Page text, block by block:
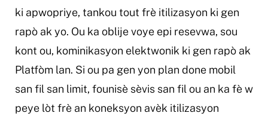
ki apwopriye, tankou tout frè itilizasyon ki gen
rapò ak yo. Ou ka oblije voye epi resevwa, sou
kont ou, kominikasyon elektwonik ki gen rapò ak
Platfòm lan. Si ou pa gen yon plan done mobil
san fil san limit, founisè sèvis san fil ou an ka fè w
peye lòt frè an koneksyon avèk itilizasyon